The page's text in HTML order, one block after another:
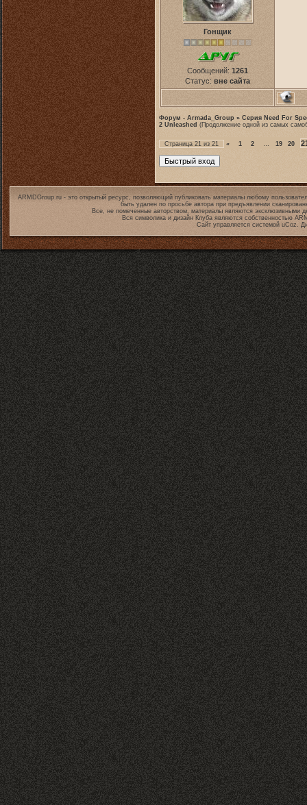
Гонщик
Сообщений: 1261
Статус: вне сайта
Форум - Armada_Group » Серия Need For
2 Unleashed (Продолжение одной из самых
Страница 21 из 21 « 1 2 … 19 20
ARMDGroup.ru - это открытый ресурс, позволяющий публиковать материалы любому
быть удален по просьбе автора при предъявлении
Все, не помеченные авторством, материалы являются эксклюзивными
Вся символика и дизайн Клуба являются собственностью
Сайт управляется системой uCoz.